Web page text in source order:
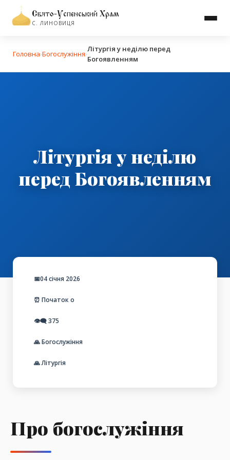
Свято-Успенський Храм
С. ЛИНОВИЦЯ
Головна›Богослужіння›
Літургія у неділю перед
Богоявленням
Літургія у неділю
перед Богоявленням
📅04 січня 2026
⏰ Початок о
👁️‍🗨️375
🙏 Богослужіння
🙏 Літургія
Про богослужіння